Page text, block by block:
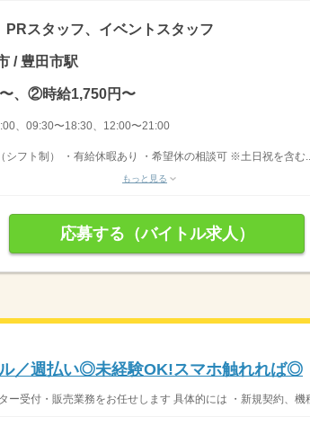
スタッフ、イベントスタッフ
/ 豊田市駅
、②時給1,750円〜
、09:30〜18:30、12:00〜21:00
シフト制） ・有給休暇あり ・希望休の相談可 ※土日祝を含む...
もっと見る
応募する（バイトル求人）
／週払い◎未経験OK!スマホ触れれば◎
ー受付・販売業務をお任せします 具体的には ・新規契約、機